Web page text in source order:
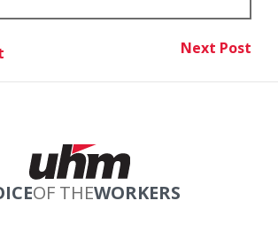
Next Post
OF THEWORKERS